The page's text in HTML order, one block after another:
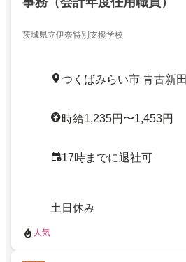
茨城県立伊奈特別支援学校
つくばみらい市 青古新田
時給1,235円〜1,453円
17時までに退社可
土日休み
人気